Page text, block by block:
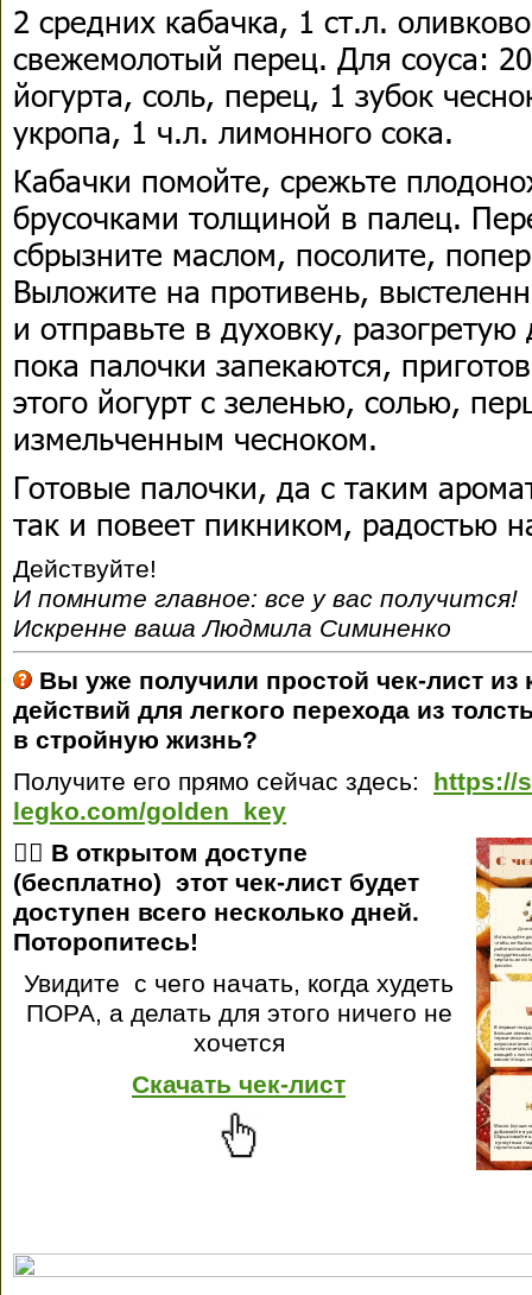
2 средних кабачка, 1 ст.л.
свежемолотый перец. Для соуса:
йогурта, соль, перец, 1 зубок
укропа, 1 ч.л. лимонного сока.
Кабачки помойте, срежьте
брусочками толщиной в палец.
сбрызните маслом, посолите,
Выложите на противень,
и отправьте в духовку,
пока палочки запекаются,
этого йогурт с зеленью, солью,
измельченным чесноком.
Готовые палочки, да с таким
так и повеет пикником, радостью
Действуйте!
И помните главное: все у вас получится!
Искренне ваша Людмила Симиненко
Вы уже получили простой чек-лист из
действий для легкого перехода из
в стройную жизнь?
Получите его прямо сейчас здесь: https://
legko.com/golden_key
👉🏻 В открытом доступе
(бесплатно) этот чек-лист будет
доступен всего несколько дней.
Поторопитесь!
Увидите с чего начать, когда худеть
ПОРА, а делать для этого ничего не
хочется
Скачать чек-лист